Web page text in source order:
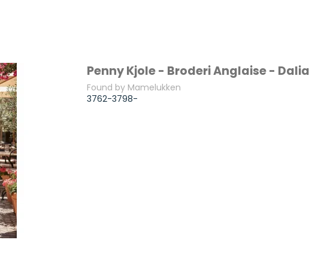
Penny Kjole - Broderi Anglaise - Dalia
Found by Mamelukken
3762-3798-